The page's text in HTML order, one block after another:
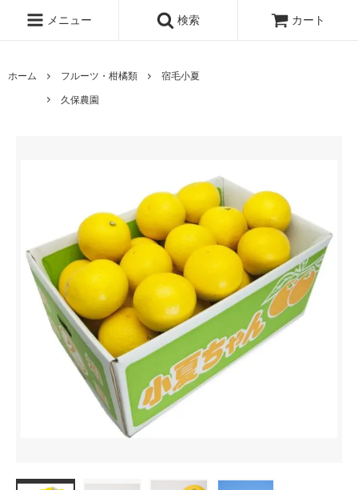
メニュー 検索 カート
ホーム フルーツ・柑橘類
宿毛小夏
久保農園